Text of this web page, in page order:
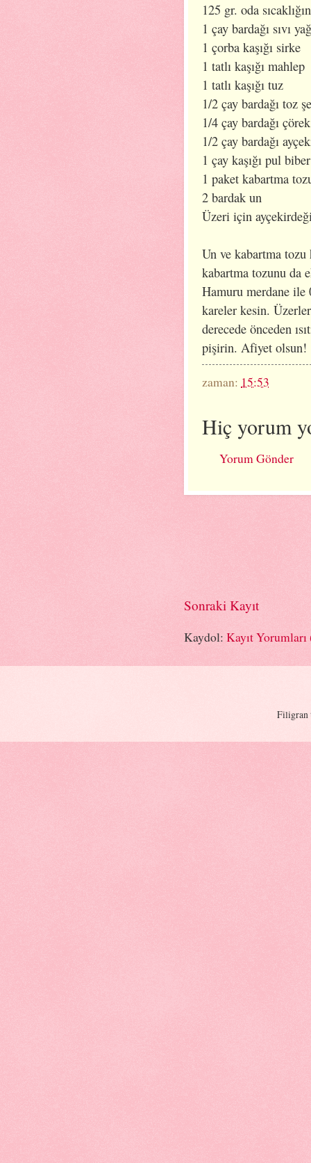
125 gr. oda
1 çay bardağı sıvı yağ
1 çorba kaşığı sirke
1 tatlı kaşığı mahlep
1 tatlı kaşığı tuz
1/2 çay bardağı toz
1/4 çay bardağı
1/2 çay bardağı
1 çay kaşığı pul biber
1 paket kabartma
2 bardak un
Üzeri için
Un ve kabartma tozu
kabartma tozunu da
Hamuru merdane ile
kareler kesin.
derecede önceden
pişirin. Afiyet olsun!
zaman: 15:53
Hiç yorum
Yorum Gönder
Sonraki Kayıt
Kaydol: Kayıt
Filigran